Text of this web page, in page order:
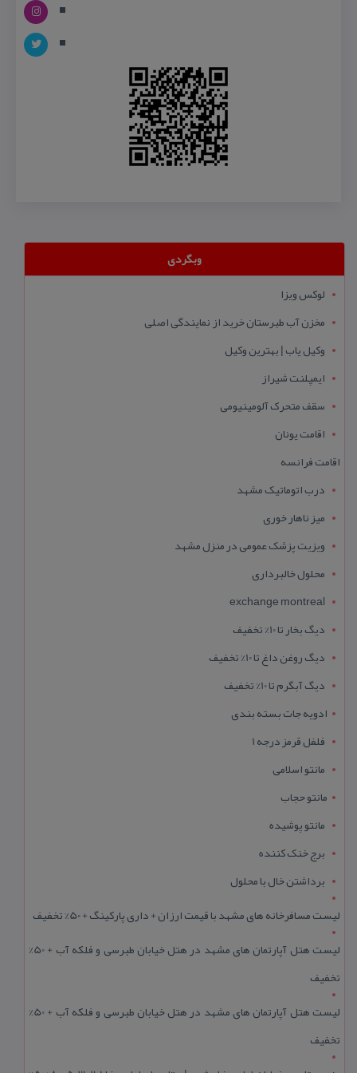
وبگردی
لوکس ویزا
مخزن آب طبرستان خرید از نمایندگی اصلی
وکیل یاب | بهترین وکیل
ایمپلنت شیراز
سقف متحرک آلومینیومی
اقامت یونان
اقامت فرانسه
درب اتوماتیک مشهد
میز ناهار خوری
ویزیت پزشک عمومی در منزل مشهد
محلول خالبرداری
exchange montreal
دیگ بخار تا 10% تخفیف
دیگ روغن داغ تا 10% تخفیف
دیگ آبگرم تا 10% تخفیف
ادویه جات بسته بندی
فلفل قرمز درجه 1
مانتو اسلامی
مانتو حجاب
مانتو پوشیده
برج خنک کننده
برداشتن خال با محلول
لیست مسافرخانه های مشهد با قیمت ارزان + داری پارکینگ + 50% تخفیف
لیست هتل آپارتمان های مشهد در هتل خیابان طبرسی و فلکه آب + 50%
تخفیف
لیست هتل آپارتمان های مشهد در هتل خیابان طبرسی و فلکه آب + 50%
تخفیف